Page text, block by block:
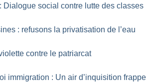
Dialogue social contre lutte des classes
: refusons la privatisation de l’eau
contre le patriarcat
immigration : Un air d’inquisition frappe